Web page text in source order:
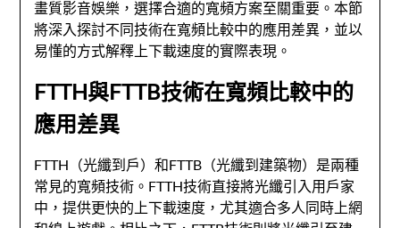
畫質影音娛樂，選擇合適的寬頻方案至關重要。本節
將深入探討不同技術在寬頻比較中的應用差異，並以
易懂的方式解釋上下載速度的實際表現。
FTTH與FTTB技術在寬頻比較中的
應用差異
FTTH（光纖到戶）和FTTB（光纖到建築物）是兩種
常見的寬頻技術。FTTH技術直接將光纖引入用戶家
中，提供更快的上下載速度，尤其適合多人同時上網